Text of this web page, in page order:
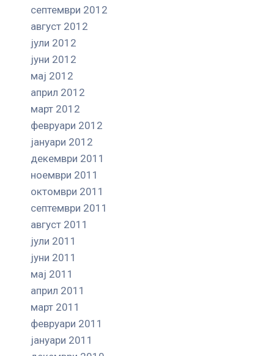
септември 2012
август 2012
јули 2012
јуни 2012
мај 2012
април 2012
март 2012
февруари 2012
јануари 2012
декември 2011
ноември 2011
октомври 2011
септември 2011
август 2011
јули 2011
јуни 2011
мај 2011
април 2011
март 2011
февруари 2011
јануари 2011